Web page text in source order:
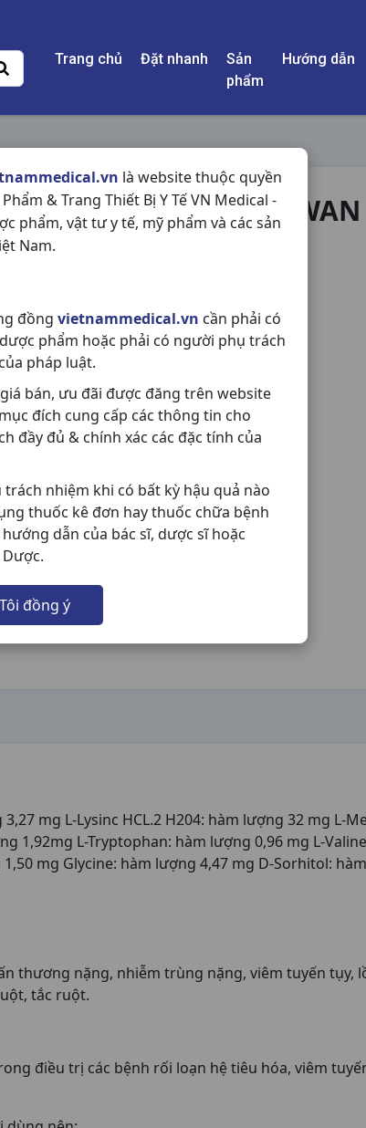
Trang chủ Đặt nhanh
Sản
phẩm
Hướng dẫn
là website thuộc quyền
& Trang Thiết Bị Y Tế VN Medical -
phẩm, vật tư y tế, mỹ phẩm và các sản
Nam.
đồng vietnammedical.vn cần phải có
phẩm hoặc phải có người phụ trách
pháp luật.
bán, ưu đãi được đăng trên website
đích cung cấp các thông tin cho
đầy đủ & chính xác các đặc tính của
trách nhiệm khi có bất kỳ hậu quả nào
thuốc kê đơn hay thuốc chữa bệnh
dẫn của bác sĩ, dược sĩ hoặc
Tôi đồng ý
DT C250ML TAIWAN
Taiwan
qua mạng xã hội:
mg L-Lysinc HCL.2 H204: hàm lượng 32 mg L-
1,92mg L-Tryptophan: hàm lượng 0,96 mg L-
mg Glycine: hàm lượng 4,47 mg D-Sorhitol:
thương nặng, nhiễm trùng nặng, viêm tuyến tụy,
tắc ruột.
điều trị các bệnh rối loạn hệ tiêu hóa, viêm